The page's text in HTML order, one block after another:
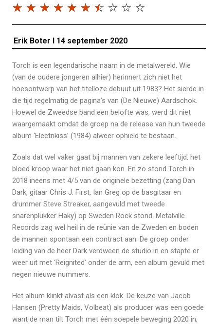
☆ ☆ ☆ ☆ ☆ ☆ ☆ ☆ ☆ ☆
Erik Boter I 14 september 2020
Torch is een legendarische naam in de metalwereld. Wie
(van de oudere jongeren alhier) herinnert zich niet het
hoesontwerp van het titelloze debuut uit 1983? Het sierde in
die tijd regelmatig de pagina’s van (De Nieuwe) Aardschok.
Hoewel de Zweedse band een belofte was, werd dit niet
waargemaakt omdat de groep na de release van hun tweede
album ‘Electrikiss’ (1984) alweer ophield te bestaan.
Zoals dat wel vaker gaat bij mannen van zekere leeftijd: het
bloed kroop waar het niet gaan kon. En zo stond Torch in
2018 ineens met 4/5 van de originele bezetting (zang Dan
Dark, gitaar Chris J. First, Ian Greg op de basgitaar en
drummer Steve Streaker, aangevuld met tweede
snarenplukker Haky) op Sweden Rock stond. Metalville
Records zag wel heil in de reünie van de Zweden en boden
de mannen spontaan een contract aan. De groep onder
leiding van de heer Dark verdween de studio in en stapte er
weer uit met ‘Reignited’ onder de arm, een album gevuld met
negen nieuwe nummers.
Het album klinkt alvast als een klok. De keuze van Jacob
Hansen (Pretty Maids, Volbeat) als producer was een goede
want de man tilt Torch met één soepele beweging 2020 in,